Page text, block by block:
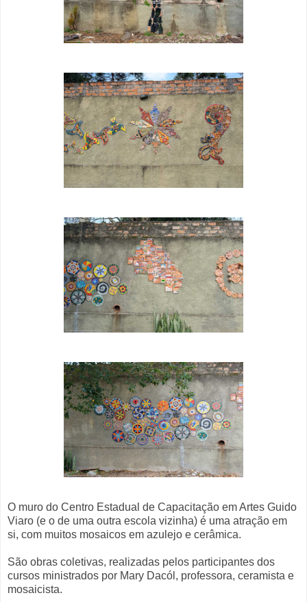
O muro do Centro Estadual de Capacitação em Artes Guido
Viaro (e o de uma outra escola vizinha) é uma atração em
si, com muitos mosaicos em azulejo e cerâmica.
São obras coletivas, realizadas pelos participantes dos
cursos ministrados por Mary Dacól, professora, ceramista e
mosaicista.